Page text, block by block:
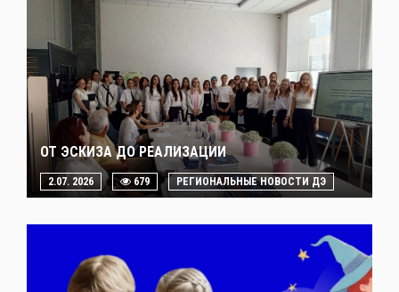
ОТ ЭСКИЗА ДО РЕАЛИЗАЦИИ
2.07. 2026 679 РЕГИОНАЛЬНЫЕ НОВОСТИ ДЭ